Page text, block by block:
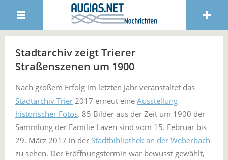
Stadtarchiv zeigt Trierer
Straßenszenen um 1900
Nach großem Erfolg im letzten Jahr veranstaltet das
Stadtarchiv Trier 2017 erneut eine Ausstellung
historischer Fotos. 85 Bilder aus der Zeit um 1900 der
Sammlung der Familie Laven sind vom 15. Februar bis
29. März 2017 in der Stadtbibliothek an der Weberbach
zu sehen. Der Eröffnungstermin war bewusst gewählt,